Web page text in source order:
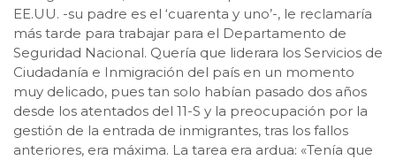
EE.UU. -su padre es el ‘cuarenta y uno’-, le reclamaría
más tarde para trabajar para el Departamento de
Seguridad Nacional. Quería que liderara los Servicios de
Ciudadanía e Inmigración del país en un momento
muy delicado, pues tan solo habían pasado dos años
desde los atentados del 11-S y la preocupación por la
gestión de la entrada de inmigrantes, tras los fallos
anteriores, era máxima. La tarea era ardua: «Tenía que